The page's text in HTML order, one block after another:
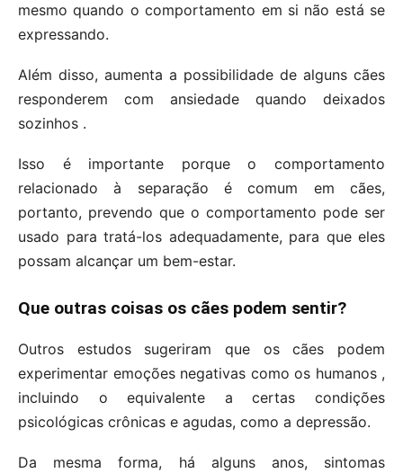
mesmo quando o comportamento em si não está se
expressando.
Além disso, aumenta a possibilidade de alguns cães
responderem com ansiedade quando deixados
sozinhos .
Isso é importante porque o comportamento
relacionado à separação é comum em cães,
portanto, prevendo que o comportamento pode ser
usado para tratá-los adequadamente, para que eles
possam alcançar um bem-estar.
Que outras coisas os cães podem sentir?
Outros estudos sugeriram que os cães podem
experimentar emoções negativas como os humanos ,
incluindo o equivalente a certas condições
psicológicas crônicas e agudas, como a depressão.
Da mesma forma, há alguns anos, sintomas